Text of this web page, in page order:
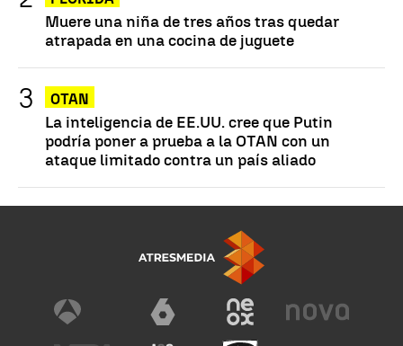
Muere una niña de tres años tras quedar
atrapada en una cocina de juguete
OTAN
La inteligencia de EE.UU. cree que Putin
podría poner a prueba a la OTAN con un
ataque limitado contra un país aliado